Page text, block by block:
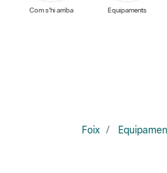
Com s'hi arriba Equipaments
Foix